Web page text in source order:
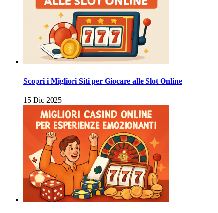
Scopri i Migliori Siti per Giocare alle Slot Online
15 Dic 2025